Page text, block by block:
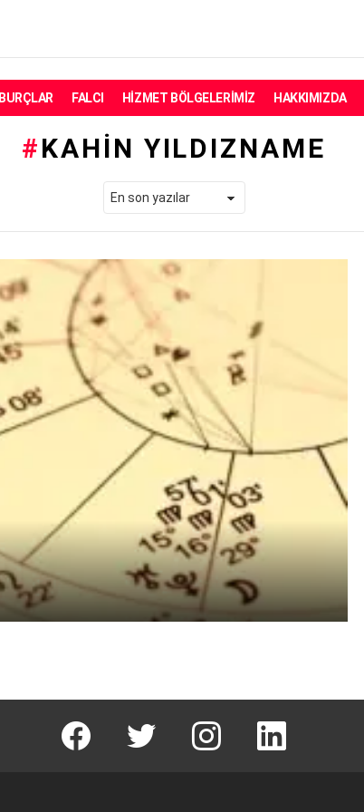
BURÇLAR FALCI HIZMET BÖLGELERIMIZ HAKKIMIZDA
KAHIN YILDIZNAME
facebook T instagram Linkedin Fal